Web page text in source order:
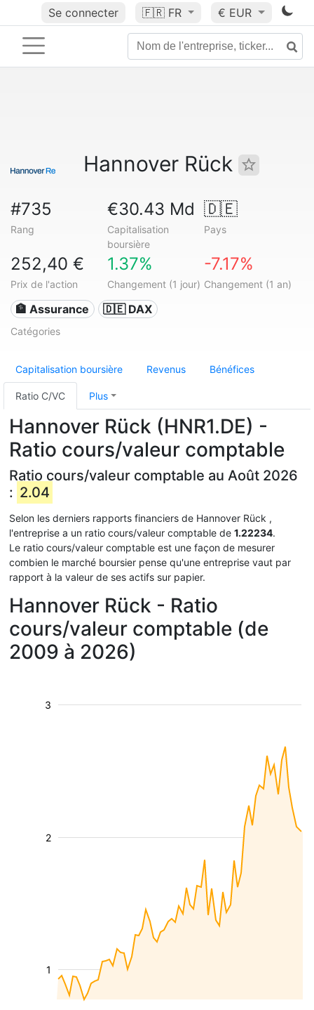
Se connecter 🇫🇷 FR € EUR
Hannover Rück
#735
Rang
€30.43 Md
Capitalisation
boursière
🇩🇪
Pays
252,40 €
Prix de l'action
1.37%
Changement (1 jour)
-7.17%
Changement (1 an)
🏦 Assurance 🇩🇪 DAX
Catégories
Capitalisation boursière Revenus Bénéfices
Ratio C/VC Plus
Hannover Rück (HNR1.DE) -
Ratio cours/valeur comptable
Ratio cours/valeur comptable au Août 2026
: 2.04
Selon les derniers rapports financiers de Hannover Rück ,
l'entreprise a un ratio cours/valeur comptable de 1.22234.
Le ratio cours/valeur comptable est une façon de mesurer
combien le marché boursier pense qu'une entreprise vaut par
rapport à la valeur de ses actifs sur papier.
Hannover Rück - Ratio
cours/valeur comptable (de
2009 à 2026)
1
2
3